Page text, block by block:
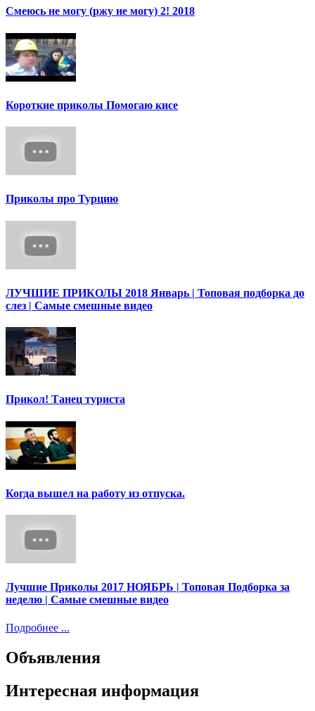
Смеюсь не могу (ржу не могу) 2! 2018
Короткие приколы Помогаю кисе
Приколы про Турцию
ЛУЧШИЕ ПРИКОЛЫ 2018 Январь | Топовая подборка до
слез | Самые смешные видео
Прикол! Танец туриста
Когда вышел на работу из отпуска.
Лучшие Приколы 2017 НОЯБРЬ | Топовая Подборка за
неделю | Самые смешные видео
Подробнее ...
Объявления
Интересная информация